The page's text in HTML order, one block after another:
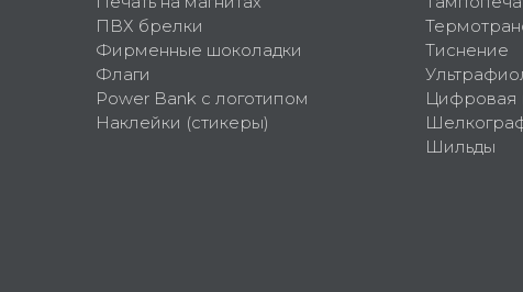
ПВХ брелки
Фирменные шоколадки
Флаги
Power Bank с логотипом
Наклейки (стикеры)
Тиснение
Цифровая
Шильды